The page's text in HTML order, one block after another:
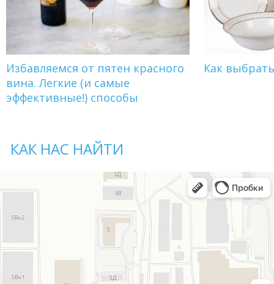
Избавляемся от пятен красного
вина. Легкие (и самые
эффективные!) способы
Как
КАК НАС НАЙТИ